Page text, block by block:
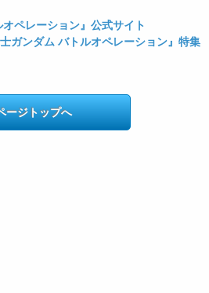
オペレーション』公式サイト
ガンダム バトルオペレーション』特集
ージトップへ